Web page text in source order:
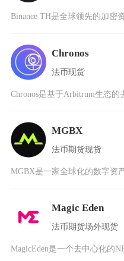
Chronos
法币现货
MGBX
法币期货现货
Magic Eden
法币期货场外现货